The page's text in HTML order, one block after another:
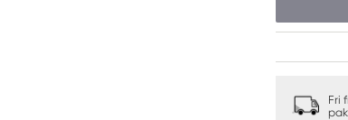
Fri